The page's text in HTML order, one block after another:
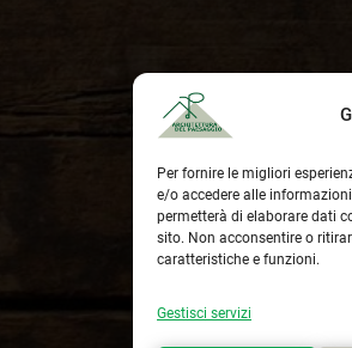
Per fornire le migliori
e/o accedere alle
permetterà di elaborare dati
sito. Non acconsentire o
caratteristiche e funzioni.
Gestisci servizi